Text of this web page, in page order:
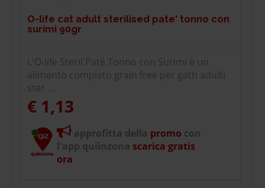
O-life cat adult sterilised pate' tonno con
surimi 90gr
L'O-life Steril Paté Tonno con Surimi è un
alimento completo grain free per gatti adulti
ster ...
€ 1,13
approfitta della promo con
l'app quiinzona scarica gratis
ora